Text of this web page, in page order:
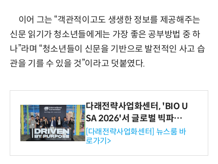
이어 그는 “객관적이고도 생생한 정보를 제공해주는
신문 읽기가 청소년들에게는 가장 좋은 공부방법 중 하
나”라며 “청소년들이 신문을 기반으로 발전적인 사고 습
관을 기를 수 있을 것”이라고 덧붙였다.
다래전략사업화센터, 'BIO U
SA 2026'서 글로벌 빅파마
와의 비즈니스 미팅 지원…K
-바이오 해외 진출 교두보 확
보
[다래전략사업화센터] 뉴스룸 바
로가기>